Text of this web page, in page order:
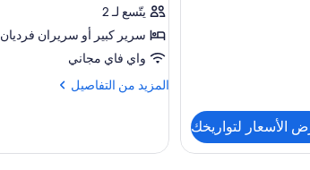
الأسعار لتواريخك
يتّسع لـ 2
سرير كبير‫‬ أو سريران فرديان
واي فاي مجاني
المزيد من التفاصيل
المزيد
Superior